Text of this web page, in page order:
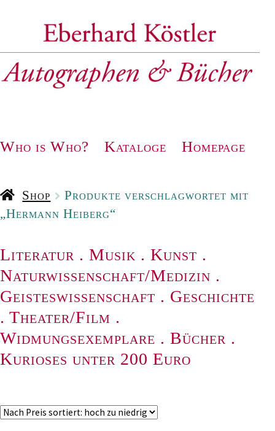
Navigation
Who is Who? Kataloge Homepage
Shop
Produkte verschlagwortet mit
„Hermann Heiberg“
Literatur . Musik . Kunst .
Naturwissenschaft/Medizin .
Geisteswissenschaft . Geschichte
. Theater/Film .
Widmungsexemplare . Bücher .
Kurioses unter 200 Euro